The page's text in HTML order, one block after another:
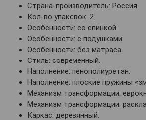
Страна-производитель: Россия
Кол-во упаковок: 2.
Особенности: со спинкой.
Особенности: с подушками.
Особенности: без матраса.
Стиль: современный.
Наполнение: пенополиуретан.
Наполнение: плоские пружины
Механизм трансформации:
Механизм трансформации:
Каркас: деревянный.